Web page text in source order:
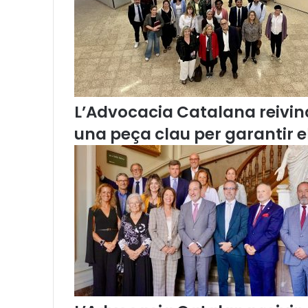
)
L’Advocacia Catalana
una peça clau per garantir